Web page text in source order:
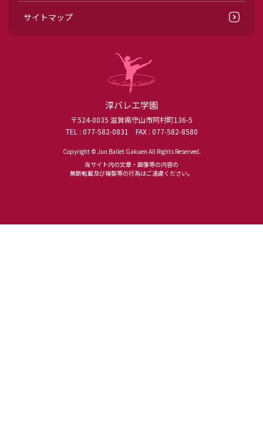
サイトマップ
淳バレエ学園
〒524-0035 滋賀県守山市阿村町136-5
TEL : 077-582-0831 FAX : 077-582-8580
Copyright © Jun Ballet Gakuen All Rights Reserved.
当サイト内の文章・画像等の内容の
無断転載及び複製等の行為はご遠慮ください。